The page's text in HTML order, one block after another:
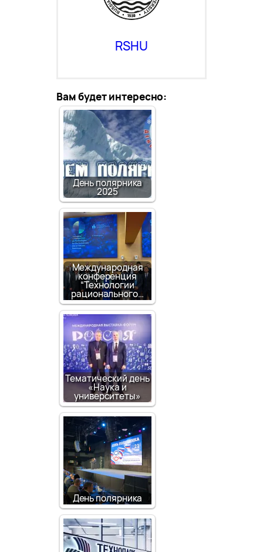
RSHU
Вам будет интересно:
День полярника
2025
Международная
конференция
“Технологии
рационального…
Тематический день
«Наука и
университеты»
День полярника